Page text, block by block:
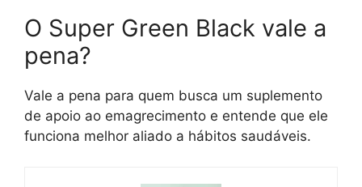
O Super Green Black vale a
pena?
Vale a pena para quem busca um suplemento
de apoio ao emagrecimento e entende que ele
funciona melhor aliado a hábitos saudáveis.